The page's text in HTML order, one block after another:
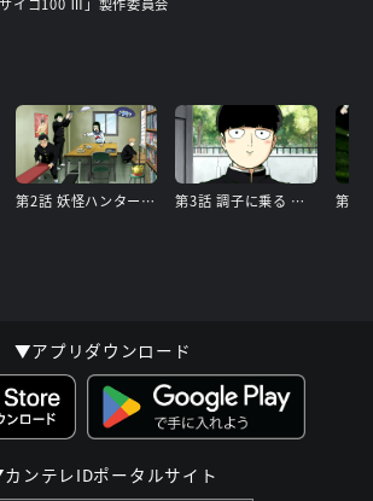
第2話 妖怪ハンター・天草晴明登場！ ～百鬼の脅威！！～ 第3話 調子に乗る ～１００％～
▼アプリダウンロード
ンテレIDポータルサイト